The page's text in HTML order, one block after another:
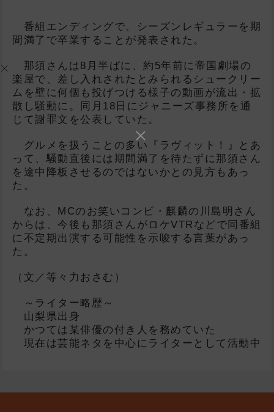
番組エンディングで、シーズンレギュラーを期
間満了で卒業することが発表された。
那須さんは8月半ばに、約5年前に帝国劇場の
楽屋で、差し入れされたとみられるシュークリー
ムを壁に何個も投げつける様子の動画が流出・拡
散し騒動に。同月18日にジャニーズ事務所を通
じて謝罪文を公表していた。
グルメを扱うことの多い『ラヴィット！』とあ
って、騒動直後には期間満了を待たずに那須さん
を途中降板させるのではないかとの見方もあっ
た。
なお、MCのお笑いコンビ・麒麟の川島明さん
からは、今後も那須さんがロケVTRなどで同番組
に不定期出演する可能性を示唆する言葉があっ
た。
（文／等々力おさむ）
～ライター略歴～
山梨県出身
かつては某俳優の付き人を務めていた
現在は芸能ネタを中心にライターとして活動中